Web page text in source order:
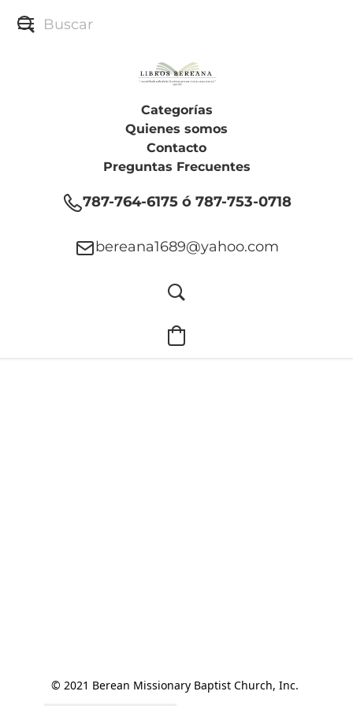
Categorías
Quienes somos
Contacto
Preguntas Frecuentes
787-764-6175 ó 787-753-0718
bereana1689@yahoo.com
© 2021 Berean Missionary Baptist Church, Inc.